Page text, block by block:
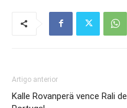
Artigo anterior
Kalle Rovanperä vence Rali de